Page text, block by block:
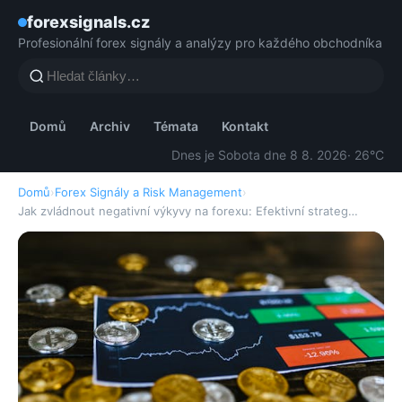
forexsignals.cz
Profesionální forex signály a analýzy pro každého obchodníka
Domů Archiv Témata
Kontakt
Dnes je Sobota dne 8 8. 2026· 26°C
Domů›Forex Signály a Risk Management›
Jak zvládnout negativní výkyvy na forexu: Efektivní strateg…